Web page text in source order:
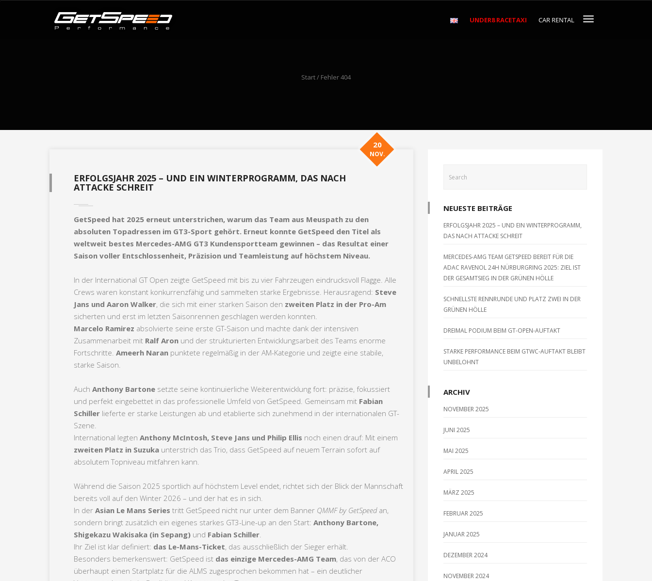
UNDER8 RACETAXI CAR RENTAL
Start/ Fehler 404
ERFOLGSJAHR 2025 – UND EIN WINTERPROGRAMM, DAS NACH
ATTACKE SCHREIT
20
NOV.
GetSpeed hat 2025 erneut unterstrichen, warum das Team aus Meuspath zu den
absoluten Topadressen im GT3-Sport gehört. Erneut konnte GetSpeed den Titel als
weltweit bestes Mercedes-AMG GT3 Kundensportteam gewinnen – das Resultat einer
Saison voller Entschlossenheit, Präzision und Teamleistung auf höchstem Niveau.
In der International GT Open zeigte GetSpeed mit bis zu vier Fahrzeugen eindrucksvoll Flagge. Alle
Crews waren konstant konkurrenzfähig und sammelten starke Ergebnisse. Herausragend: Steve
Jans und Aaron Walker, die sich mit einer starken Saison den zweiten Platz in der Pro-Am
sicherten und erst im letzten Saisonrennen geschlagen werden konnten.
Marcelo Ramirez absolvierte seine erste GT-Saison und machte dank der intensiven
Zusammenarbeit mit Ralf Aron und der strukturierten Entwicklungsarbeit des Teams enorme
Fortschritte. Ameerh Naran punktete regelmäßig in der AM-Kategorie und zeigte eine stabile,
starke Saison.
Auch Anthony Bartone setzte seine kontinuierliche Weiterentwicklung fort: präzise, fokussiert
und perfekt eingebettet in das professionelle Umfeld von GetSpeed. Gemeinsam mit Fabian
Schiller lieferte er starke Leistungen ab und etablierte sich zunehmend in der internationalen GT-
Szene.
International legten Anthony McIntosh, Steve Jans und Philip Ellis noch einen drauf: Mit einem
zweiten Platz in Suzuka unterstrich das Trio, dass GetSpeed auf neuem Terrain sofort auf
absolutem Topniveau mitfahren kann.
Während die Saison 2025 sportlich auf höchstem Level endet, richtet sich der Blick der Mannschaft
bereits voll auf den Winter 2026 – und der hat es in sich.
In der Asian Le Mans Series tritt GetSpeed nicht nur unter dem Banner QMMF by GetSpeedan,
sondern bringt zusätzlich ein eigenes starkes GT3-Line-up an den Start: Anthony Bartone,
Shigekazu Wakisaka (in Sepang) und Fabian Schiller.
Ihr Ziel ist klar definiert: das Le-Mans-Ticket, das ausschließlich der Sieger erhält.
Besonders bemerkenswert: GetSpeed ist das einzige Mercedes-AMG Team, das von der ACO
überhaupt einen Startplatz für die ALMS zugesprochen bekommen hat – ein deutlicher
NEUESTE BEITRÄGE
ERFOLGSJAHR 2025 – UND EIN WINTERPROGRAMM,
DAS NACH ATTACKE SCHREIT
MERCEDES-AMG TEAM GETSPEED BEREIT FÜR DIE
ADAC RAVENOL 24H NÜRBURGRING 2025: ZIEL IST
DER GESAMTSIEG IN DER GRÜNEN HÖLLE
SCHNELLSTE RENNRUNDE UND PLATZ ZWEI IN DER
GRÜNEN HÖLLE
DREIMAL PODIUM BEIM GT-OPEN-AUFTAKT
STARKE PERFORMANCE BEIM GTWC-AUFTAKT BLEIBT
UNBELOHNT
ARCHIV
NOVEMBER 2025
JUNI 2025
MAI 2025
APRIL 2025
MÄRZ 2025
FEBRUAR 2025
JANUAR 2025
DEZEMBER 2024
NOVEMBER 2024